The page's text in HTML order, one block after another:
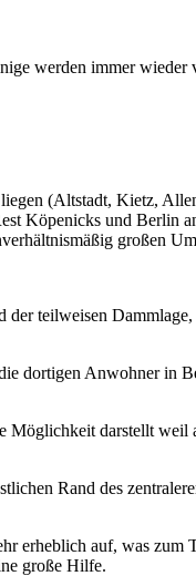
werden immer wieder
(Altstadt, Kietz,
Köpenicks und Berlin
großen
teilweisen
dortigen Anwohner in
darstellt weil
Rand des
erheblich auf, was zum
große Hilfe.